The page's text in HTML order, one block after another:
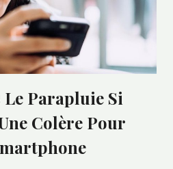
Le Parapluie Si
Colère Pour